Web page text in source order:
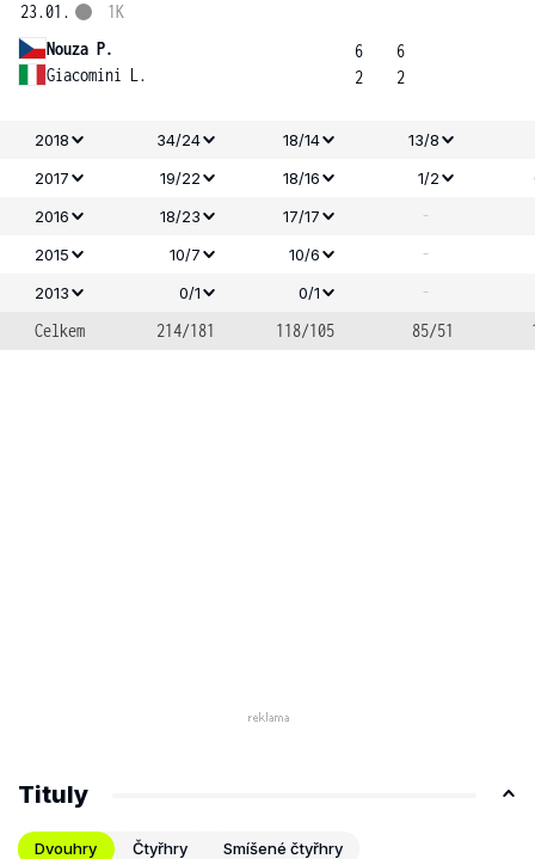
23.01.
Nouza P.
Giacomini L.
1K
6
2
6
2
2018 34/24 18/14 13/8
2017
19/22 18/16 1/2
2016
18/23 17/17 -
2015 10/7 10/6 -
2013 0/1 0/1
-
Celkem
214/181 118/105 85/51
Tituly
Dvouhry Čtyřhry Smíšené čtyřhry